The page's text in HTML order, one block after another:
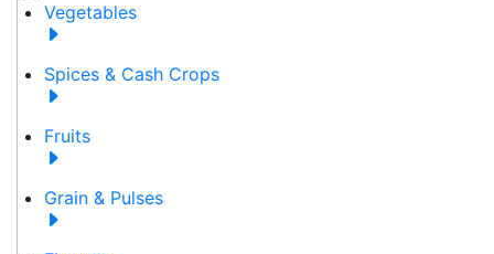
Vegetables
Spices & Cash Crops
Fruits
Grain & Pulses